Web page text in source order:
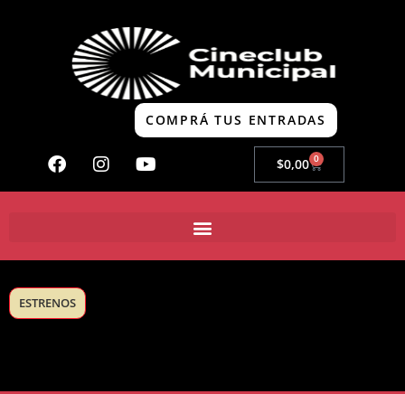
COMPRÁ TUS ENTRADAS
$0,00 0
ESTRENOS